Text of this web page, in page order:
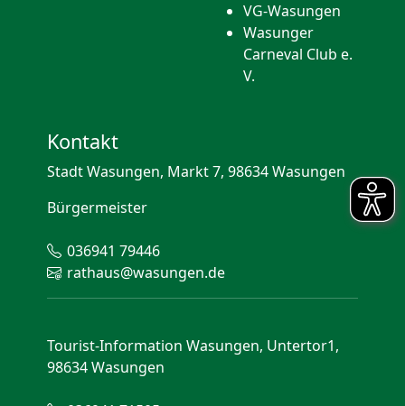
VG-Wasungen
Wasunger
Carneval Club e.
V.
Kontakt
Stadt Wasungen, Markt 7, 98634 Wasungen
Bürgermeister
036941 79446
rathaus@wasungen.de
Tourist-Information Wasungen, Untertor1,
98634 Wasungen